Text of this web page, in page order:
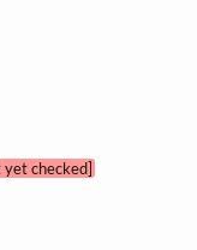
checked]